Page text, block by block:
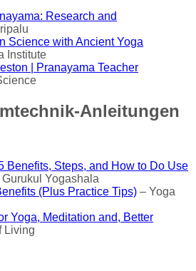
Research and
Science with Ancient Yoga
Institute
| Pranayama Teacher
Anleitungen
Benefits, Steps, and How to Do Use
Gurukul Yogashala
(Plus Practice Tips) – Yoga
Yoga, Meditation and, Better
Living